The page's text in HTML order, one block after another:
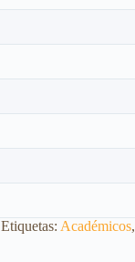
Etiquetas: Académicos,